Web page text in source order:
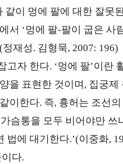
같이 멍에 팔에 대한 잘못
서 ‘멍에 팔-팔이 굽은 사
정재성. 김형묵, 2007: 196)
고자 한다. ‘멍에 팔’이란
을 표현한 것이며, 집궁제
이한다. 즉, 흉허는 조선
가슴통을 모두 비어야만 쓰
법에 대기한다.’(이중화,
다.